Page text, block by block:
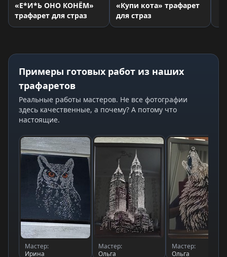
«Е*И*Ь ОНО КОНЁМ»
трафарет для страз
«Купи кота» трафарет
для страз
Примеры готовых работ из наших
трафаретов
Реальные работы мастеров. Не все фотографии
здесь качественные, а почему? А потому что
настоящие.
Мастер:
Ирина
Мастер:
Ольга
Мастер:
Ольга